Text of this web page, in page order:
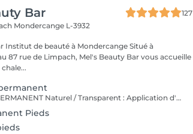
Bar
127
Mondercange L-3932
à
87 rue de Limpach, Mel's Beauty Bar vous accueille
VERNIS SEMI-PERMANENT Naturel / Transparent : Application d'un vernis semi-permanent neutre pour un effet soigné et discret. Couleur : Vernis semi-permanent coloré avec tenue longue durée (2-3 semaines). French : Bord libre blanc et base nude pour un look classique et élégant. Baby-Boomer : Dégradé subtil entre le blanc et le rose, effet fondu très tendance. Semi + Déco : Ajout de décoration (strass, paillettes, dessins) sur vernis semi-permanent. Gainage : Renforcement de l'ongle naturel avec rubber base + vernis semi-permanent pour plus de tenue.
Pieds